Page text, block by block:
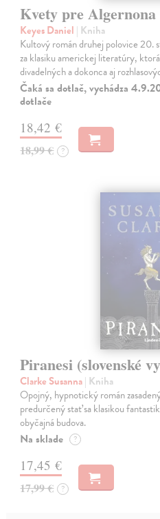
Kvety pre Algernona
Keyes Daniel | Kniha
Kultový román druhej polovice 20.
za klasiku americkej literatúry,
divadelných a dokonca aj
Čaká sa dotlač, vychádza
dotlače
18,42 €
18,99 € ?
Piranesi (slovenské
Clarke Susanna| Kniha
Opojný, hypnotický román
predurčený stať sa klasikou
obyčajná budova.
Na sklade ?
17,45 €
17,99 € ?